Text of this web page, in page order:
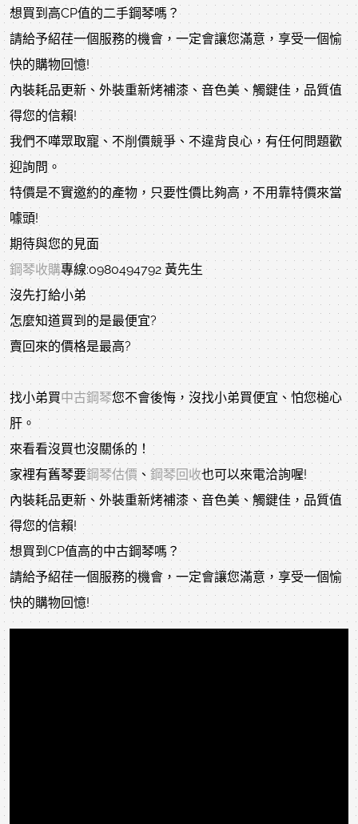
想買到高CP值的二手鋼琴嗎？
請給予紹荏一個服務的機會，一定會讓您滿意，享受一個愉
快的購物回憶!
內裝耗品更新、外裝重新烤補漆、音色美、觸鍵佳，品質值
得您的信賴!
我們不嘩眾取寵、不削價競爭、不違背良心，有任何問題歡
迎詢問。
特價是不實邀約的產物，只要性價比夠高，不用靠特價來當
噱頭!
期待與您的見面
鋼琴收購專線:0980494792 黃先生
沒先打給小弟
怎麼知道買到的是最便宜?
賣回來的價格是最高?
找小弟買中古鋼琴您不會後悔，沒找小弟買便宜、怕您槌心
肝。
來看看沒買也沒關係的！
家裡有舊琴要鋼琴估價 、 鋼琴回收也可以來電洽詢喔!
內裝耗品更新、外裝重新烤補漆、音色美、觸鍵佳，品質值
得您的信賴!
想買到CP值高的中古鋼琴嗎？
請給予紹荏一個服務的機會，一定會讓您滿意，享受一個愉
快的購物回憶!